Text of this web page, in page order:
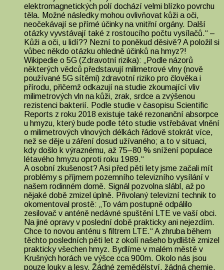
elektromagnetických polí dochází velmi blízko povrchu
těla. Možné následky mohou ovlivňovat kůži a oči,
neočekávají se přímé účinky na vnitřní orgány. Další
otázky vyvstávají také z rostoucího počtu vysílačů.“ –
Kůži a oči, u lidí?? Nezní to poněkud děsivě? A položil si
vůbec někdo otázku ohledně účinků na hmyz?!
Wikipedie o 5G (Zdravotní rizika): „Podle názorů
některých vědců představují milimetrové vlny (nově
používané 5G sítěmi) zdravotní riziko pro člověka i
přírodu, přičemž odkazují na studie zkoumající vliv
milimetrových vln na kůži, zrak, srdce a zvýšenou
rezistenci bakterií. Podle studie v časopisu Scientific
Reports z roku 2018 existuje také rezonanční absorpce
u hmyzu, který bude podle této studie vstřebávat vlnění
o milimetrových vlnových délkách řádově stokrát více,
než se děje u záření dosud užívaného; a to v situaci,
kdy došlo k výraznému, až 75–80 % snížení populace
létavého hmyzu oproti roku 1989.“
A osobní zkušenost? Asi před pěti lety jsme začali mít
problémy s příjmem pozemního televizního vysílání v
našem rodinném domě. Signál pozvolna slábl, až po
nějaké době zmizel úplně. Přivolaný televizní technik to
okomentoval prostě: „To vám postupně odpálilo
zesilovač v anténě nedávné spuštění LTE ve vaší obci.
Na jiné opravy v poslední době prakticky ani nejezdím.
Chce to novou anténu s filtrem LTE.“ A zhruba během
těchto posledních pěti let z okolí našeho bydliště zmizel
prakticky všechen hmyz. Bydlíme v malém městě v
Krušných horách ve výšce cca 900m. Okolo nás jsou
pouze louky a lesy. Žádné zemědělství, žádná chemie.